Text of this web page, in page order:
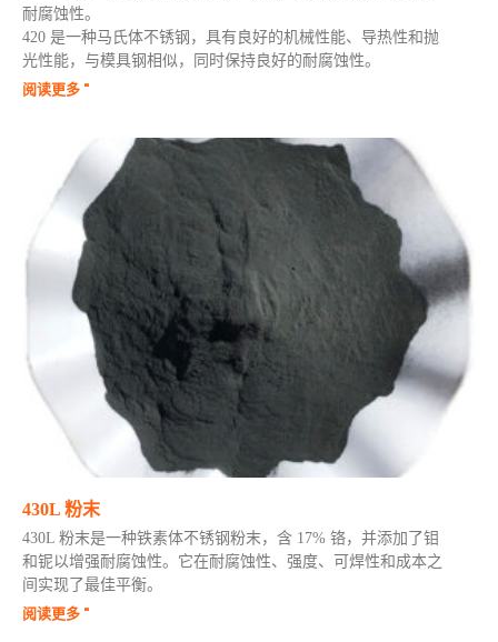
耐腐蚀性。
420 是一种马氏体不锈钢，具有良好的机械性能、导热性和抛
光性能，与模具钢相似，同时保持良好的耐腐蚀性。
阅读更多 "
430L 粉末
430L 粉末是一种铁素体不锈钢粉末，含 17% 铬，并添加了钼
和铌以增强耐腐蚀性。它在耐腐蚀性、强度、可焊性和成本之
间实现了最佳平衡。
阅读更多 "